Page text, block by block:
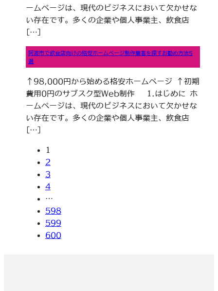
ームページは、現代のビジネスにおいて欠かせな
い存在です。多くの企業や個人事業主、飲食店
[…]
阿波市で飲食店向けの格安ホームページ制作業者を探すお勧め方法5
選
↑98,000円から始める格安ホームページ ↑初期
費用0円のサブスク型Web制作 1.はじめに ホ
ームページは、現代のビジネスにおいて欠かせな
い存在です。多くの企業や個人事業主、飲食店
[…]
1
2
3
4
…
598
599
600